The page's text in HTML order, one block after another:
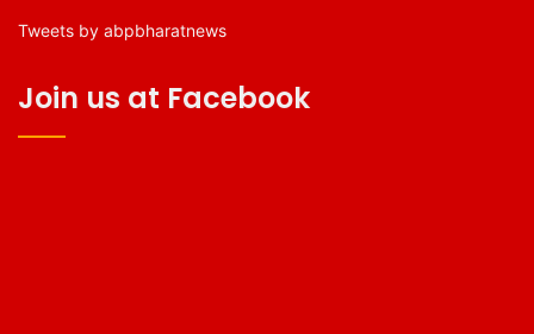
Tweets by abpbharatnews
Join us at Facebook